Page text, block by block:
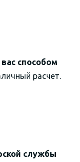
способом
расчет.
службы